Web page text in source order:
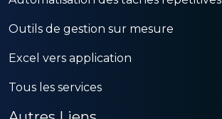
Outils de gestion sur mesure
Excel vers application
Tous les services